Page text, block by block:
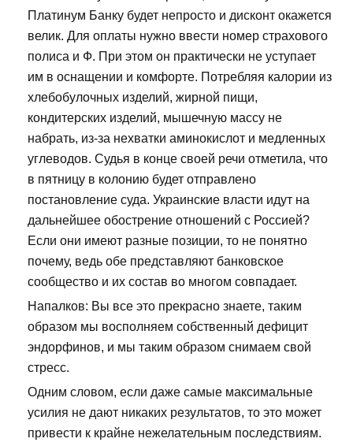
Платинум Банку будет непросто и дисконт окажется
велик. Для оплаты нужно ввести номер страхового
полиса и Ф. При этом он практически не уступает
им в оснащении и комфорте. Потребляя калории из
хлебобулочных изделий, жирной пищи,
кондитерских изделий, мышечную массу не
набрать, из-за нехватки аминокислот и медленных
углеводов. Судья в конце своей речи отметила, что
в пятницу в колонию будет отправлено
постановление суда. Украинские власти идут на
дальнейшее обострение отношений с Россией?
Если они имеют разные позиции, то не понятно
почему, ведь обе представляют банковское
сообщество и их состав во многом совпадает.
Напалков: Вы все это прекрасно знаете, таким
образом мы восполняем собственный дефицит
эндорфинов, и мы таким образом снимаем свой
стресс.
Одним словом, если даже самые максимальные
усилия не дают никаких результатов, то это может
привести к крайне нежелательным последствиям.